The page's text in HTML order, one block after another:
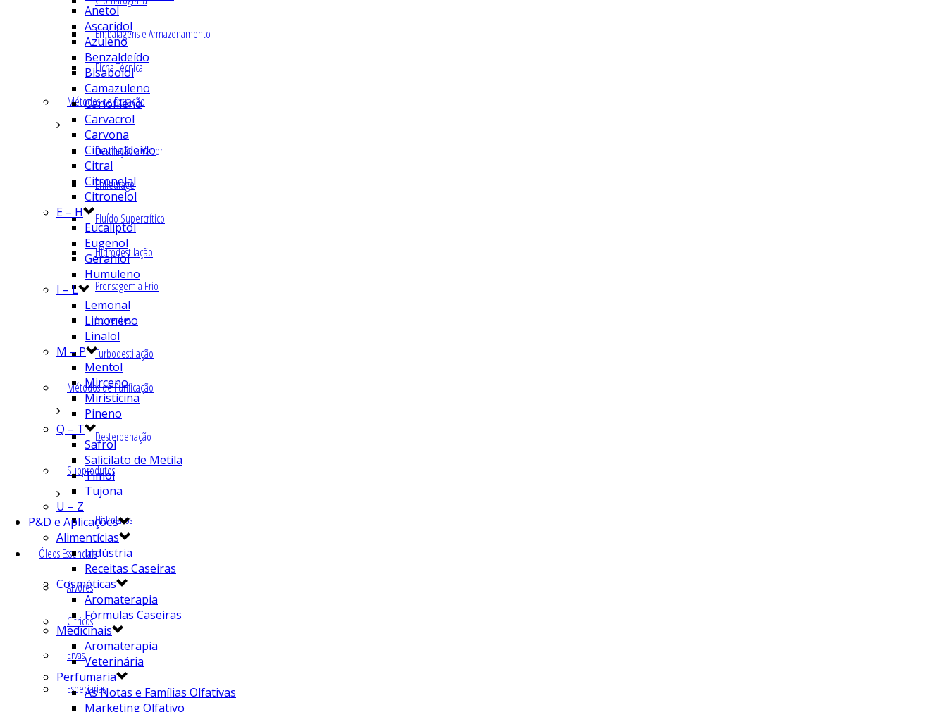
Embalagens e Armazenamento
Ficha Técnica
Métodos de Extração
Destilação a Vapor
Enfleurage
Fluído Supercrítico
Hidrodestilação
Prensagem a Frio
Solventes
Turbodestilação
Métodos de Purificação
Desterpenação
Subprodutos
Hidrolatos
Óleos Essenciais
Árvores
Cítricos
Ervas
Especiarias
Anetol
Ascaridol
Azuleno
Benzaldeído
Bisabolol
Camazuleno
Cariofileno
Carvacrol
Carvona
Cinamaldeído
Citral
Citronelal
Citronelol
E – H
Eucaliptol
Eugenol
Geraniol
Humuleno
I – L
Lemonal
Limoneno
Linalol
M – P
Mentol
Mirceno
Miristicina
Pineno
Q – T
Safrol
Salicilato de Metila
Timol
Tujona
U – Z
P&D e Aplicações
Alimentícias
Indústria
Receitas Caseiras
Cosméticas
Aromaterapia
Fórmulas Caseiras
Medicinais
Aromaterapia
Veterinária
Perfumaria
As Notas e Famílias Olfativas
Marketing Olfativo